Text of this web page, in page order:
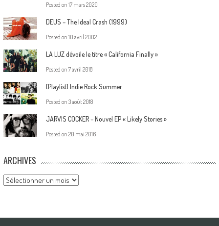
Posted on 17 mars 2020
DEUS – The Ideal Crash (1999)
Posted on 10 avril 2002
LA LUZ dévoile le titre « California Finally »
Posted on 7 avril 2018
[Playlist] Indie Rock Summer
Posted on 3 août 2018
JARVIS COCKER – Nouvel EP « Likely Stories »
Posted on 20 mai 2016
ARCHIVES
Archives